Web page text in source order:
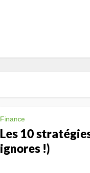
Finance
Les 10
ignores !)